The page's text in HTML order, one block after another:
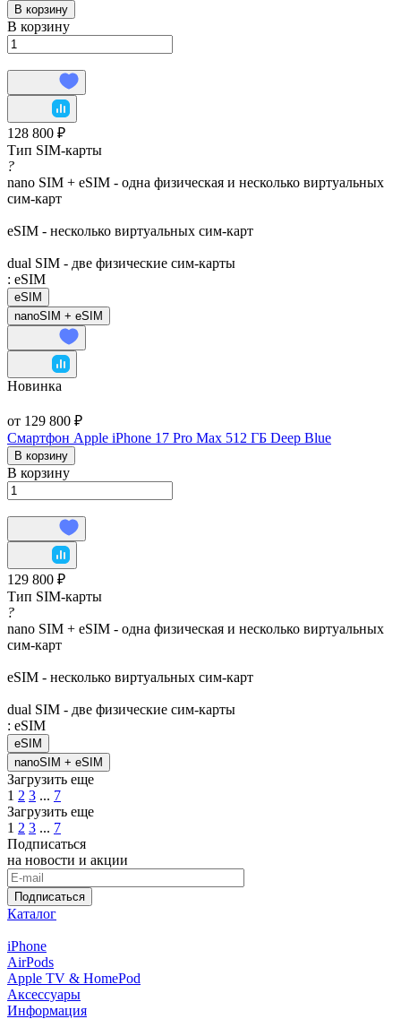
В корзину
В корзину
128 800 ₽
Тип SIM-карты
?
nano SIM + eSIM - одна физическая и несколько виртуальных
сим-карт
eSIM - несколько виртуальных сим-карт
dual SIM - две физические сим-карты
: eSIM
eSIM
nanoSIM + eSIM
Новинка
от 129 800 ₽
Смартфон Apple iPhone 17 Pro Max 512 ГБ Deep Blue
В корзину
В корзину
129 800 ₽
Тип SIM-карты
?
nano SIM + eSIM - одна физическая и несколько виртуальных
сим-карт
eSIM - несколько виртуальных сим-карт
dual SIM - две физические сим-карты
: eSIM
eSIM
nanoSIM + eSIM
Загрузить еще
1 2 3 ... 7
Загрузить еще
1 2 3 ... 7
Подписаться
на новости и акции
Подписаться
Каталог
iPhone
AirPods
Apple TV & HomePod
Аксессуары
Информация